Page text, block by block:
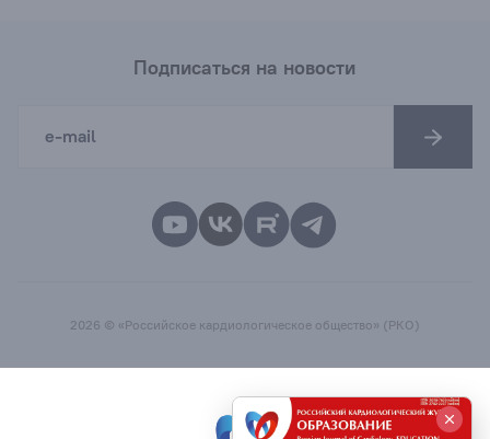
Подписаться на новости
2026 © «Российское кардиологическое общество» (РКО)